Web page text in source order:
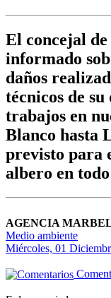
El concejal
informado
daños
técnicos de
trabajos en
Blanco hasta
previsto para
albero en
AGENCIA
Medio ambiente
Miércoles, 01